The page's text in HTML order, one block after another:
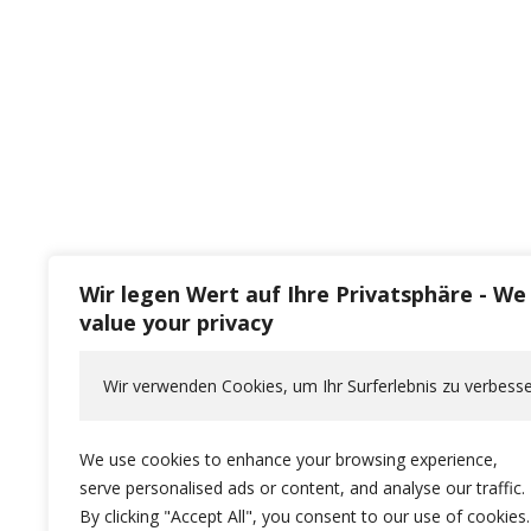
Wir legen Wert auf Ihre Privatsphäre - We
value your privacy
Wir verwenden Cookies, um Ihr Surferlebnis zu
We use cookies to enhance your browsing experience,
serve personalised ads or content, and analyse our traffic.
By clicking "Accept All", you consent to our use of cookies.